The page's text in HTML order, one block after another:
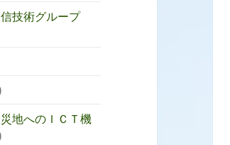
技術グループ
地へのＩＣＴ機